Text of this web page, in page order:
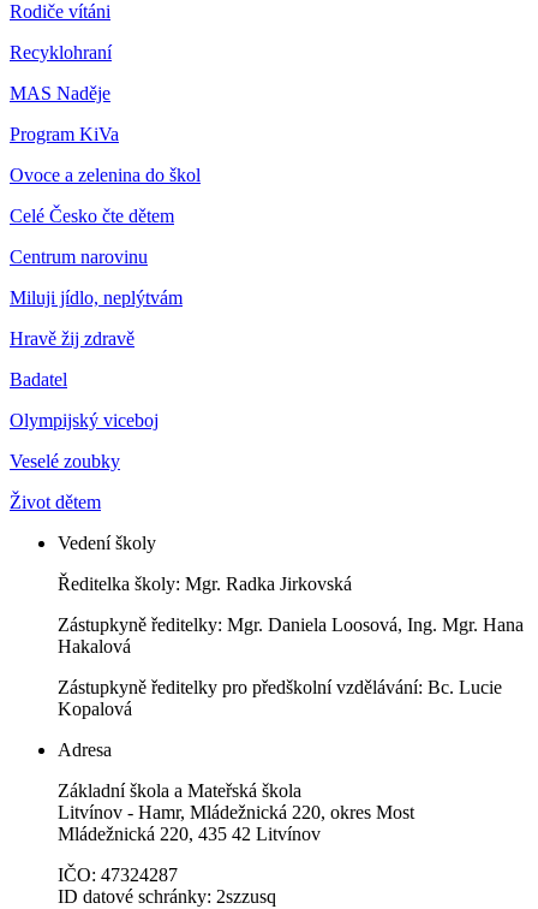
Rodiče vítáni
Recyklohraní
MAS Naděje
Program KiVa
Ovoce a zelenina do škol
Celé Česko čte dětem
Centrum narovinu
Miluji jídlo, neplýtvám
Hravě žij zdravě
Badatel
Olympijský viceboj
Veselé zoubky
Život dětem
Vedení školy
Ředitelka školy: Mgr. Radka Jirkovská
Zástupkyně ředitelky: Mgr. Daniela Loosová, Ing. Mgr. Hana
Hakalová
Zástupkyně ředitelky pro předškolní vzdělávání: Bc. Lucie
Kopalová
Adresa
Základní škola a Mateřská škola
Litvínov - Hamr, Mládežnická 220, okres Most
Mládežnická 220, 435 42 Litvínov
IČO: 47324287
ID datové schránky: 2szzusq